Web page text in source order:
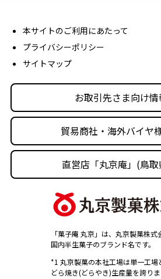
経営理念
沿革
丸京の事業体
人材育成・社会活動
本サイトのご利用にあたって
プライバシーポリシー
サイトマップ
お取引先さま向け
貿易商社・海外バイヤ
直営店「丸京庵」(鳥
「菓子庵 丸京」は、丸京製菓株式
国内半生菓子のブランド名です。
*1 丸京製菓の本社工場は単一工場
どら焼き(どらやき)生産量を誇りま